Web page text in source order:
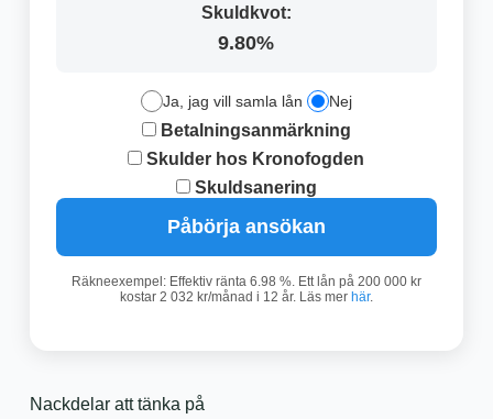
Skuldkvot:
9.80%
Ja, jag vill samla lån Nej
Betalningsanmärkning
Skulder hos Kronofogden
Skuldsanering
Påbörja ansökan
Räkneexempel: Effektiv ränta 6.98 %. Ett lån på 200 000 kr
kostar 2 032 kr/månad i 12 år. Läs mer här.
Nackdelar att tänka på